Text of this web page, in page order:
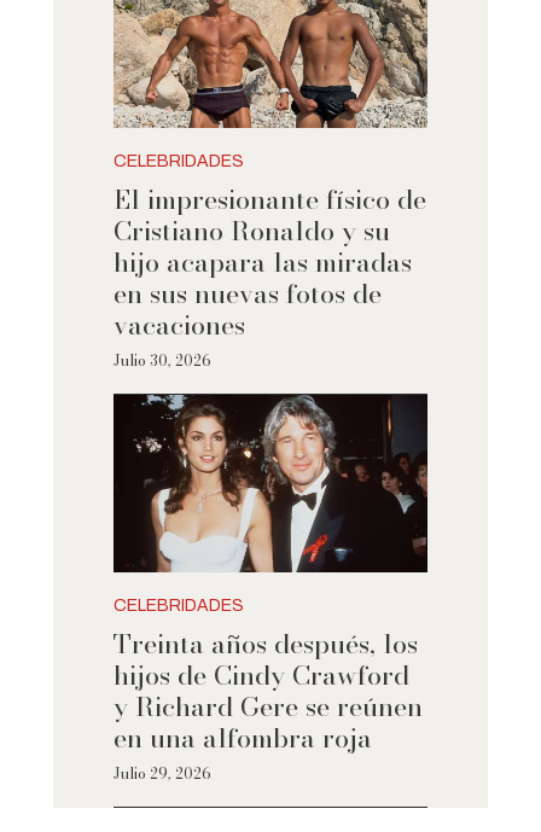
CELEBRIDADES
El impresionante físico de
Cristiano Ronaldo y su
hijo acapara las miradas
en sus nuevas fotos de
vacaciones
Julio 30, 2026
CELEBRIDADES
Treinta años después, los
hijos de Cindy Crawford
y Richard Gere se reúnen
en una alfombra roja
Julio 29, 2026